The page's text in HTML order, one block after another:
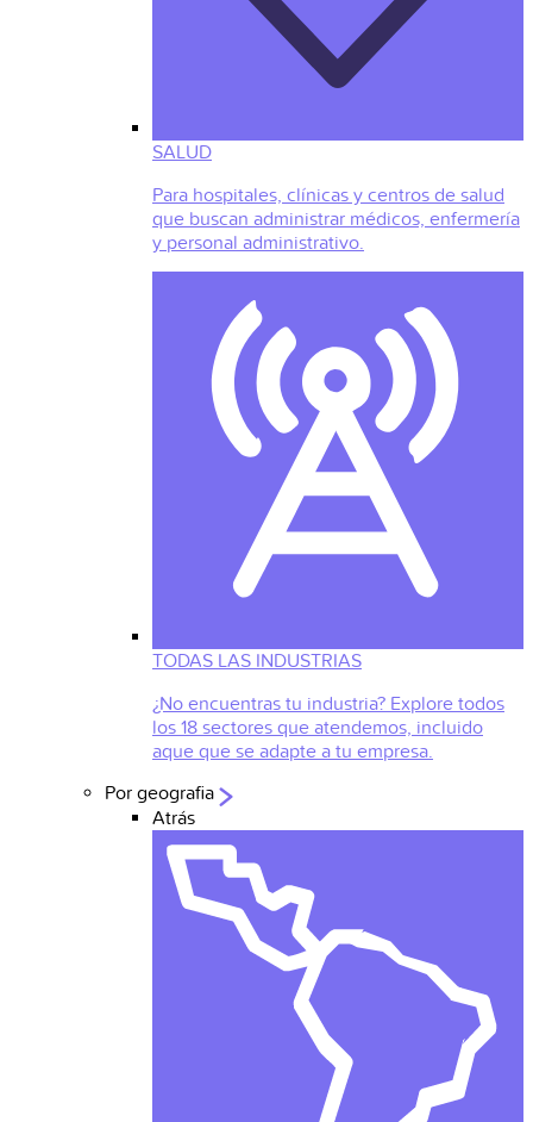
SALUD
Para hospitales, clínicas y centros de salud
que buscan administrar médicos, enfermería
y personal administrativo.
TODAS LAS INDUSTRIAS
¿No encuentras tu industria? Explore todos
los 18 sectores que atendemos, incluido
aque que se adapte a tu empresa.
Por geografia
Atrás